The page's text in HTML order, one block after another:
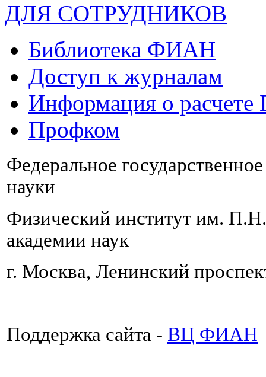
ДЛЯ СОТРУДНИКОВ
Библиотека ФИАН
Доступ к журналам
Информация о
Профком
Федеральное
науки
Физический институт им.
академии наук
г. Москва, Ленинский
Поддержка сайта - ВЦ ФИАН